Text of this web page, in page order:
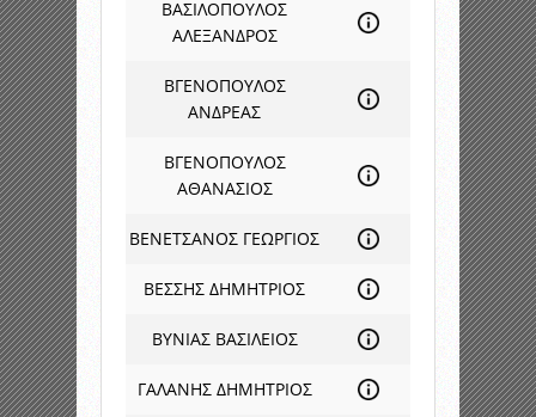
ΒΑΣΙΛΟΠΟΥΛΟΣ
ΑΛΕΞΑΝΔΡΟΣ
ΒΓΕΝΟΠΟΥΛΟΣ
ΑΝΔΡΕΑΣ
ΒΓΕΝΟΠΟΥΛΟΣ
ΑΘΑΝΑΣΙΟΣ
ΒΕΝΕΤΣΑΝΟΣ ΓΕΩΡΓΙΟΣ
ΒΕΣΣΗΣ ΔΗΜΗΤΡΙΟΣ
ΒΥΝΙΑΣ ΒΑΣΙΛΕΙΟΣ
ΓΑΛΑΝΗΣ ΔΗΜΗΤΡΙΟΣ